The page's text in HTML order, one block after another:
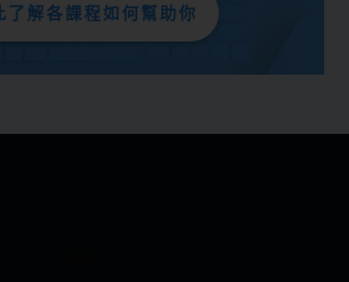
了解各課程如何幫助你